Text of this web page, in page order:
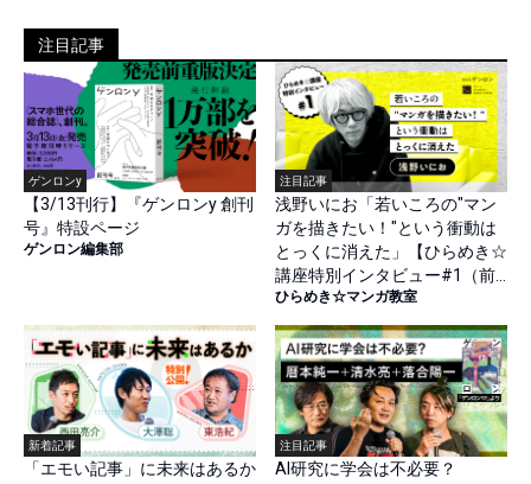
注目記事
ゲンロンy
【3/13刊行】『ゲンロンy 創刊
号』特設ページ
ゲンロン編集部
注目記事
浅野いにお「若いころの"マン
ガを描きたい！"という衝動は
とっくに消えた」【ひらめき☆
講座特別インタビュー#1（前
篇）】
ひらめき☆マンガ教室
新着記事
「エモい記事」に未来はあるか
注目記事
AI研究に学会は不必要？